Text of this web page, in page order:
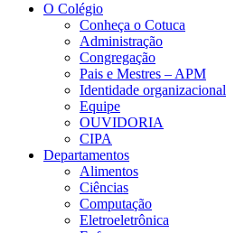
O Colégio
Conheça o Cotuca
Administração
Congregação
Pais e Mestres – APM
Identidade organizacional
Equipe
OUVIDORIA
CIPA
Departamentos
Alimentos
Ciências
Computação
Eletroeletrônica